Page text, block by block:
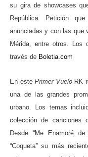
su gira de showcases
República. Petición
anunciadas y con las que
Mérida, entre otros. Los
través de Boletia.com
En este Primer Vuelo RK
una de las grandes
urbano. Los temas
colección de canciones
Desde “Me Enamoré
“Coqueta” su más